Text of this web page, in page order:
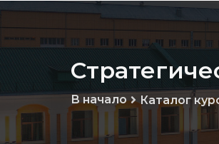
В начало Каталог